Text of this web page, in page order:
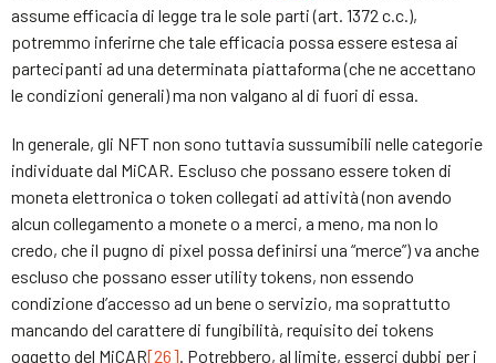
assume efficacia di legge tra le sole parti (art. 1372 c.c.),
potremmo inferirne che tale efficacia possa essere estesa ai
partecipanti ad una determinata piattaforma (che ne accettano
le condizioni generali) ma non valgano al di fuori di essa.
In generale, gli NFT non sono tuttavia sussumibili nelle categorie
individuate dal MiCAR. Escluso che possano essere token di
moneta elettronica o token collegati ad attività (non avendo
alcun collegamento a monete o a merci, a meno, ma non lo
credo, che il pugno di pixel possa definirsi una “merce”) va anche
escluso che possano esser utility tokens, non essendo
condizione d’accesso ad un bene o servizio, ma soprattutto
mancando del carattere di fungibilità, requisito dei tokens
oggetto del MiCAR[26]. Potrebbero, al limite, esserci dubbi per i